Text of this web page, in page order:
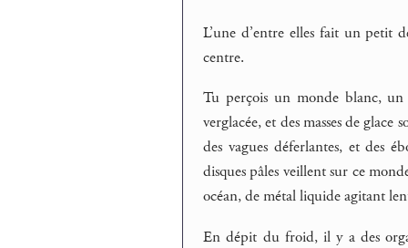
L’une d’entre elles fait un petit
centre.
Tu perçois un monde blanc,
verglacée, et des masses de glace
des vagues déferlantes, et des
disques pâles veillent sur ce
océan, de métal liquide agitant
En dépit du froid, il y a des